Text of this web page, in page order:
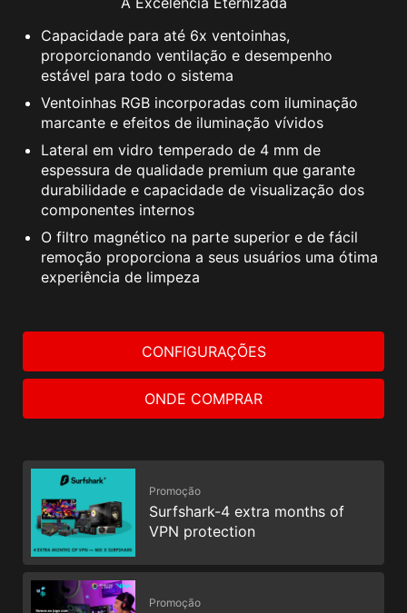
Capacidade para até 6x ventoinhas,
proporcionando ventilação e desempenho
estável para todo o sistema
Ventoinhas RGB incorporadas com iluminação
marcante e efeitos de iluminação vívidos
Lateral em vidro temperado de 4 mm de
espessura de qualidade premium que garante
durabilidade e capacidade de visualização dos
componentes internos
O filtro magnético na parte superior e de fácil
remoção proporciona a seus usuários uma ótima
experiência de limpeza
CONFIGURAÇÕES
ONDE COMPRAR
Promoção
Surfshark-4 extra months of
VPN protection
Promoção